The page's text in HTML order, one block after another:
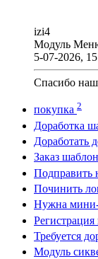
izi4
Модуль
5-07-2026,
Спасибо
покупка 2
Доработка
Доработать
Заказ
Подправить
Починить
Нужна
Требуется
Модуль